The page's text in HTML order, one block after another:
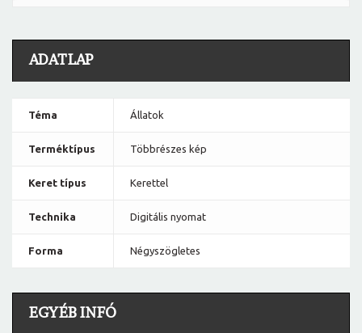
ADATLAP
Téma Állatok
Terméktípus Többrészes kép
Keret típus Kerettel
Technika Digitális nyomat
Forma Négyszögletes
EGYÉB INFÓ